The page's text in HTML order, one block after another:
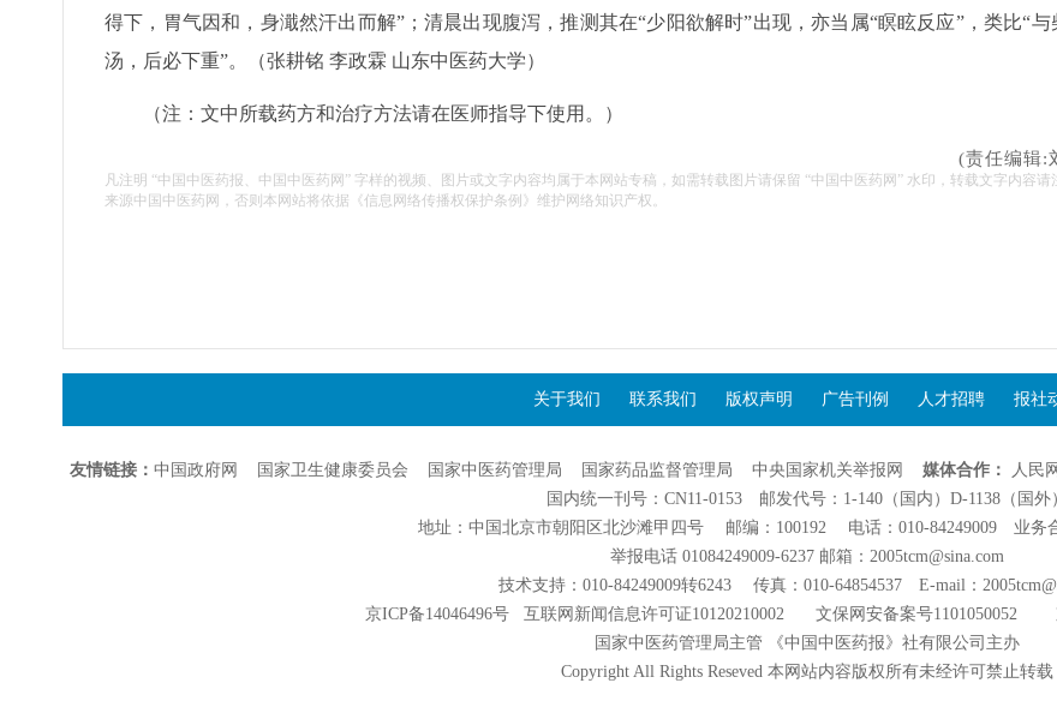
得下，胃气因和，身濈然汗出而解”；清晨出现腹泻，推测其在“少阳欲解时”出现，亦当属“瞑眩反应”，类比“与
汤，后必下重”。（张耕铭 李政霖 山东中医药大学）
（注：文中所载药方和治疗方法请在医师指导下使用。）
(责任编辑:
凡注明 “中国中医药报、中国中医药网” 字样的视频、图片或文字内容均属于本网站专稿，如需转载图片请保留 “中国中医药网” 水印，转载文字内容请
来源中国中医药网，否则本网站将依据《信息网络传播权保护条例》维护网络知识产权。
关于我们 联系我们 版权声明 广告刊例 人才招聘 报社
友情链接： 中国政府网 国家卫生健康委员会 国家中医药管理局 国家药品监督管理局 中央国家机关举报网 媒体合作： 人民网
国内统一刊号：CN11-0153 邮发代号：1-140（国内）D-1138（国外
地址：中国北京市朝阳区北沙滩甲四号 邮编：100192 电话：010-84249009 业务合
举报电话 01084249009-6237 邮箱：2005tcm@sina.com
技术支持：010-84249009转6243 传真：010-64854537 E-mail：
京ICP备14046496号
互联网新闻信息许可证10120210002文保网安备案号1101050052
国家中医药管理局主管 《中国中医药报》社有限公司主办
Copyright All Rights Reseved 本网站内容版权所有未经许可禁止转载